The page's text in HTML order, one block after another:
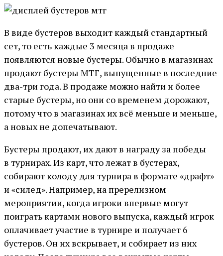
В виде бустеров выходит каждый стандартный
сет, то есть каждые 3 месяца в продаже
появляются новые бустеры. Обычно в магазинах
продают бустеры МТГ, выпущенные в последние
два-три года. В продаже можно найти и более
старые бустеры, но они со временем дорожают,
потому что в магазинах их всё меньше и меньше,
а новых не допечатывают.
Бустеры продают, их дают в награду за победы
в турнирах. Из карт, что лежат в бустерах,
собирают колоду для турнира в формате «драфт»
и «силед». Например, на пререлизном
мероприятии, когда игроки впервые могут
поиграть картами нового выпуска, каждый игрок
оплачивает участие в турнире и получает 6
бустеров. Он их вскрывает, и собирает из них